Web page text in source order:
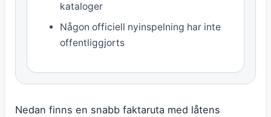
kataloger
Någon officiell nyinspelning har inte
offentliggjorts
Nedan finns en snabb faktaruta med låtens